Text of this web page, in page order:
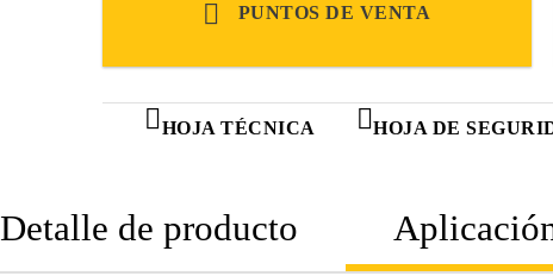
PUNTOS DE VENTA
HOJA TÉCNICA HOJA DE
Detalle de producto